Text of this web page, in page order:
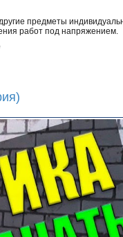
предметы
работ под напряжением.